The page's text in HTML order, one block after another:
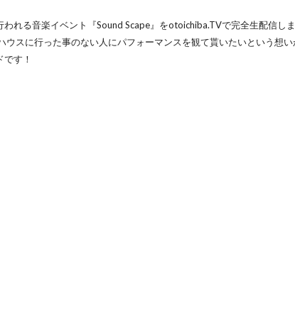
れる音楽イベント『Sound Scape』をotoichiba.TVで完全生配信し
スに行った事のない人にパフォーマンスを観て貰いたいという想
す！